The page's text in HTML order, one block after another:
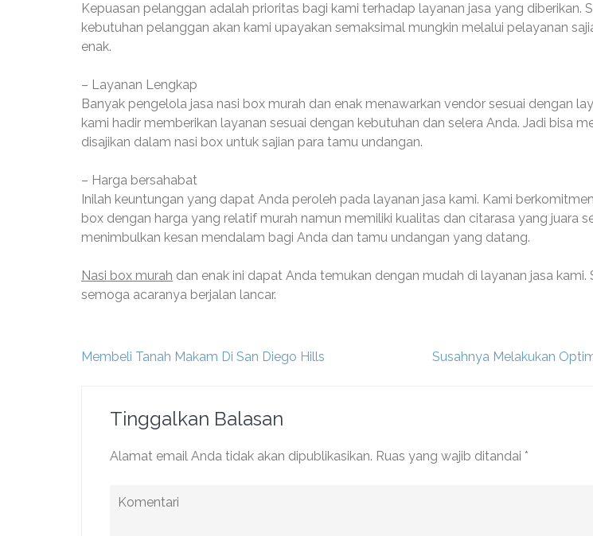
Kepuasan pelanggan adalah prioritas bagi kami terhadap layanan jasa yang diberikan.
kebutuhan pelanggan akan kami upayakan semaksimal mungkin melalui pelayanan
enak.
– Layanan Lengkap
Banyak pengelola jasa nasi box murah dan enak menawarkan vendor sesuai dengan
kami hadir memberikan layanan sesuai dengan kebutuhan dan selera Anda. Jadi bisa
disajikan dalam nasi box untuk sajian para tamu undangan.
– Harga bersahabat
Inilah keuntungan yang dapat Anda peroleh pada layanan jasa kami. Kami
box dengan harga yang relatif murah namun memiliki kualitas dan citarasa yang juara
menimbulkan kesan mendalam bagi Anda dan tamu undangan yang datang.
Nasi box murah dan enak ini dapat Anda temukan dengan mudah di layanan jasa
semoga acaranya berjalan lancar.
Navigasi
Membeli Tanah Makam Di San Diego Hills Susahnya Melakukan
Tinggalkan Balasan
Alamat email Anda tidak akan dipublikasikan. Ruas yang wajib ditandai *
Komentari